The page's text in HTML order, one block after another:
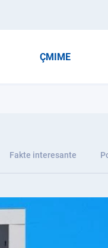
ÇMIME
Fakte interesante